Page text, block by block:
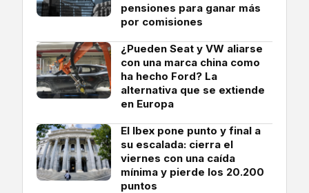
pensiones para ganar más
por comisiones
¿Pueden Seat y VW aliarse
con una marca china como
ha hecho Ford? La
alternativa que se extiende
en Europa
El Ibex pone punto y final a
su escalada: cierra el
viernes con una caída
mínima y pierde los 20.200
puntos